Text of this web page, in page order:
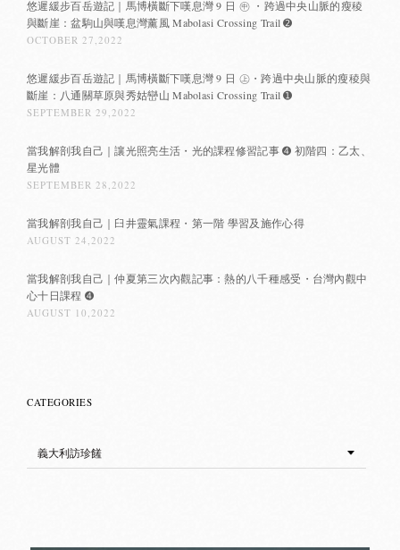
悠遲緩步百岳遊記｜馬博橫斷下嘆息灣 9 日 ㊥ ・跨過中央山脈的瘦稜
與斷崖：盆駒山與嘆息灣薰風 Mabolasi Crossing Trail ➋
OCTOBER 27,2022
悠遲緩步百岳遊記｜馬博橫斷下嘆息灣 9 日 ㊤・跨過中央山脈的瘦稜與
斷崖：八通關草原與秀姑巒山 Mabolasi Crossing Trail ➊
SEPTEMBER 29,2022
當我解剖我自己｜讓光照亮生活・光的課程修習記事 ➍ 初階四：乙太、
星光體
SEPTEMBER 28,2022
當我解剖我自己｜臼井靈氣課程・第一階 學習及施作心得
AUGUST 24,2022
當我解剖我自己｜仲夏第三次內觀記事：熱的八千種感受・台灣內觀中
心十日課程 ➍
AUGUST 10,2022
CATEGORIES
Categories